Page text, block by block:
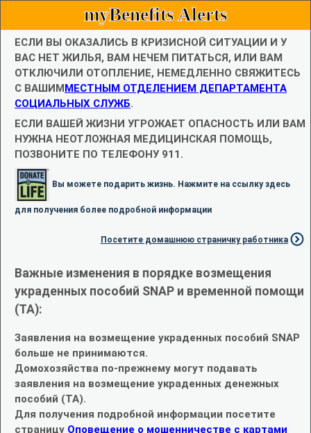
myBenefits Alerts
ЕСЛИ ВЫ ОКАЗАЛИСЬ В КРИЗИСНОЙ СИТУАЦИИ И У
ВАС НЕТ ЖИЛЬЯ, ВАМ НЕЧЕМ ПИТАТЬСЯ, ИЛИ ВАМ
ОТКЛЮЧИЛИ ОТОПЛЕНИЕ, НЕМЕДЛЕННО СВЯЖИТЕСЬ
С ВАШИММЕСТНЫМ ОТДЕЛЕНИЕМ ДЕПАРТАМЕНТА
СОЦИАЛЬНЫХ СЛУЖБ.
ЕСЛИ ВАШЕЙ ЖИЗНИ УГРОЖАЕТ ОПАСНОСТЬ ИЛИ ВАМ
НУЖНА НЕОТЛОЖНАЯ МЕДИЦИНСКАЯ ПОМОЩЬ,
ПОЗВОНИТЕ ПО ТЕЛЕФОНУ 911.
Вы можете подарить жизнь. Нажмите на ссылку здесь
для получения более подробной информации
Посетите домашнюю страничку работника
Важные изменения в порядке возмещения
украденных пособий SNAP и временной помощи
(TA):
Заявления на возмещение украденных пособий SNAP
больше не принимаются.
Домохозяйства по-прежнему могут подавать
заявления на возмещение украденных денежных
пособий (TA).
Для получения подробной информации посетите
страницу Оповещение о мошенничестве с картами